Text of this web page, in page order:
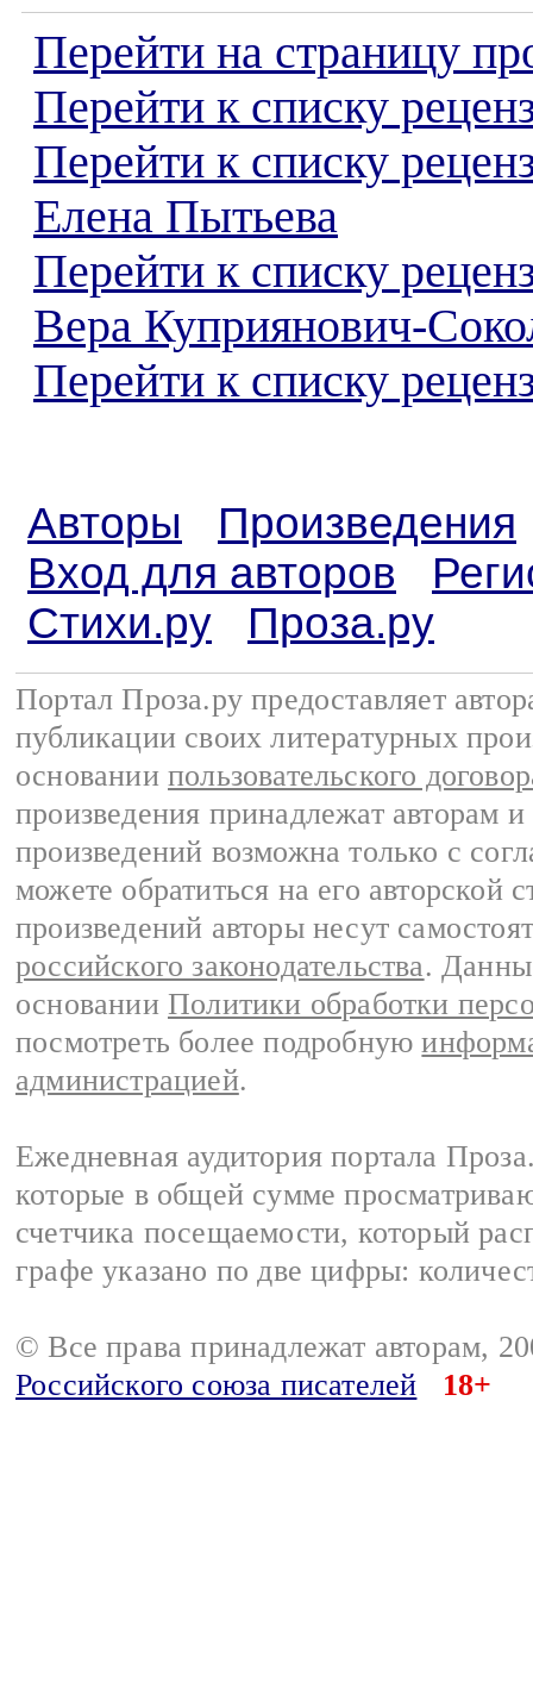
Перейти на страницу
Перейти к списку
Перейти к списку
Елена Пытьева
Перейти к списку
Вера Куприянович-
Перейти к списку
Авторы
Произведения
Вход для авторов
Стихи.ру
Проза.ру
Портал Проза.ру предоставляет
публикации своих литературных
основании пользовательского
произведения принадлежат авторам
произведений возможна только с
можете обратиться на его авторской
произведений авторы несут
российского законодательства.
основании Политики обработки
посмотреть более подробную
администрацией.
Ежедневная аудитория портала
которые в общей сумме
счетчика посещаемости, который
графе указано по две цифры:
© Все права принадлежат авторам,
Российского союза писателей
18+